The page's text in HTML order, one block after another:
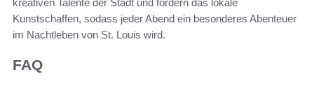
kreativen Talente der Stadt und fördern das lokale
Kunstschaffen, sodass jeder Abend ein besonderes Abenteuer
im Nachtleben von St. Louis wird.
FAQ